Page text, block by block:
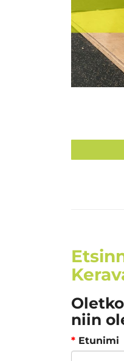
niin
* Etunimi